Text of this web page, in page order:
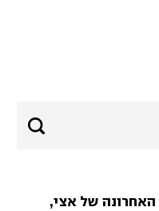
האחרונה של אצי,